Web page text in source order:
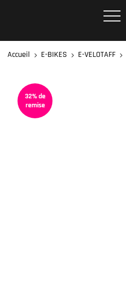
Accueil E-BIKES E-VELOTAFF
32% de
remise